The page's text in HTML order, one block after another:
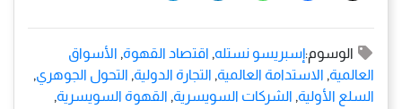
الوسوم:إسبريسو نستله, اقتصاد القهوة, الأسواق
العالمية, الاستدامة العالمية, التجارة الدولية, التحول الجوهري,
السلع الأولية, الشركات السويسرية, القهوة السويسرية,